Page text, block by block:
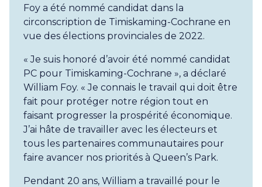
Foy a été nommé candidat dans la
circonscription de Timiskaming-Cochrane en
vue des élections provinciales de 2022.
« Je suis honoré d’avoir été nommé candidat
PC pour Timiskaming-Cochrane », a déclaré
William Foy. « Je connais le travail qui doit être
fait pour protéger notre région tout en
faisant progresser la prospérité économique.
J’ai hâte de travailler avec les électeurs et
tous les partenaires communautaires pour
faire avancer nos priorités à Queen’s Park.
Pendant 20 ans, William a travaillé pour le